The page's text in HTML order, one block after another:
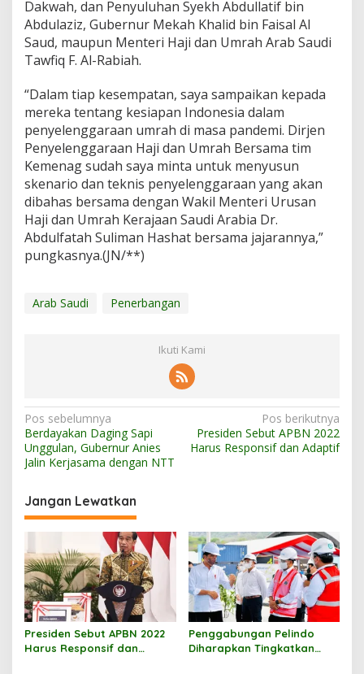
Dakwah, dan Penyuluhan Syekh Abdullatif bin
Abdulaziz, Gubernur Mekah Khalid bin Faisal Al
Saud, maupun Menteri Haji dan Umrah Arab Saudi
Tawfiq F. Al-Rabiah.
“Dalam tiap kesempatan, saya sampaikan kepada
mereka tentang kesiapan Indonesia dalam
penyelenggaraan umrah di masa pandemi. Dirjen
Penyelenggaraan Haji dan Umrah Bersama tim
Kemenag sudah saya minta untuk menyusun
skenario dan teknis penyelenggaraan yang akan
dibahas bersama dengan Wakil Menteri Urusan
Haji dan Umrah Kerajaan Saudi Arabia Dr.
Abdulfatah Suliman Hashat bersama jajarannya,”
pungkasnya.(JN/**)
Arab Saudi Penerbangan
Ikuti Kami
N
a
v
i
g
a
s
i
p
o
s
Pos sebelumnya
Berdayakan Daging Sapi
Unggulan, Gubernur Anies
Jalin Kerjasama dengan NTT
Pos berikutnya
Presiden Sebut APBN 2022
Harus Responsif dan Adaptif
Jangan Lewatkan
Presiden Sebut APBN 2022
Harus Responsif dan
Penggabungan Pelindo
Diharapkan Tingkatkan